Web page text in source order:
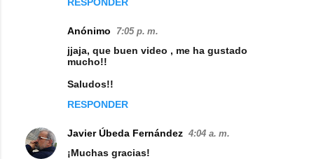
Anónimo 7:05 p. m.
jjaja, que buen video , me ha gustado
mucho!!
Saludos!!
RESPONDER
Javier Úbeda Fernández 4:04 a. m.
¡Muchas gracias!